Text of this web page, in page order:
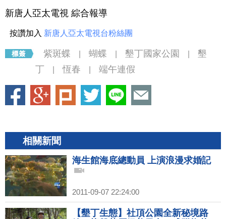
新唐人亞太電視 綜合報導
按讚加入 新唐人亞太電視台粉絲團
紫斑蝶 蝴蝶 墾丁國家公園
墾
丁
恆春 端午連假
相關新聞
海生館海底總動員 上演浪漫求婚記
2011-09-07 22:24:00
【墾丁生態】社頂公園全新秘境路